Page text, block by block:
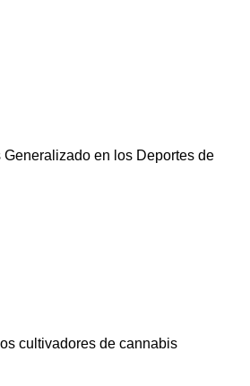
en los Deportes de
cultivadores de cannabis